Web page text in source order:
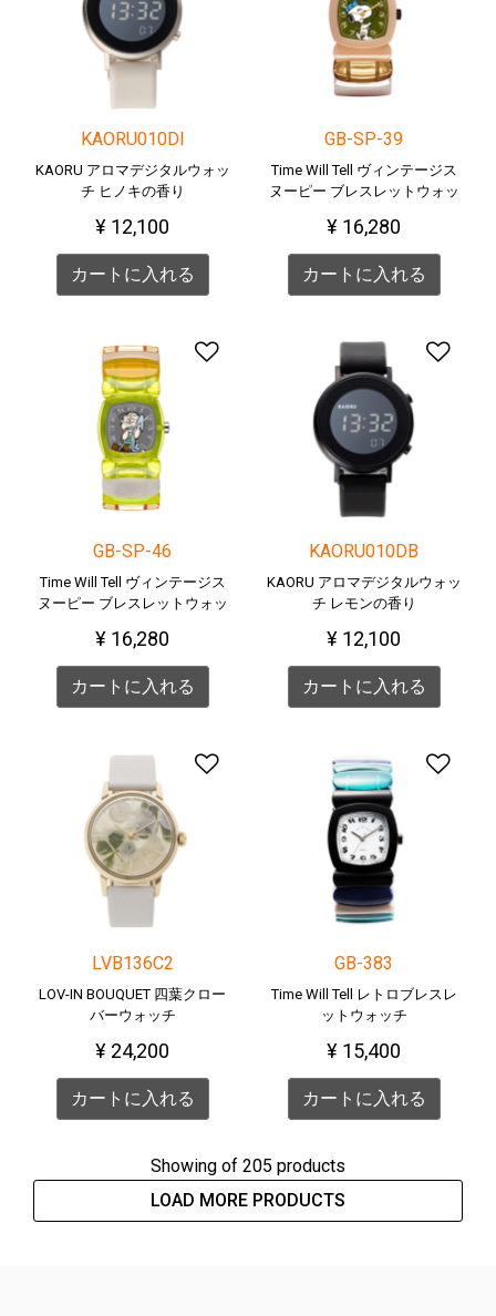
KAORU010DI
KAORU アロマデジタルウォッ
チ ヒノキの香り
¥ 12,100
カートに入れる
GB-SP-39
Time Will Tell ヴィンテージス
ヌーピー ブレスレットウォッ
¥ 16,280
カートに入れる
ほしい物リストに追加す
GB-SP-46
Time Will Tell ヴィンテージス
ヌーピー ブレスレットウォッ
¥ 16,280
カートに入れる
ほ
KAORU010DB
KAORU アロマデジタルウォッ
チ レモンの香り
¥ 12,100
カートに入れる
ほしい物リストに追加す
LVB136C2
LOV-IN BOUQUET 四葉クロー
バーウォッチ
¥ 24,200
カートに入れる
ほ
GB-383
Time Will Tell レトロブレスレ
ットウォッチ
¥ 15,400
カートに入れる
Showing of 205 products
LOAD MORE PRODUCTS